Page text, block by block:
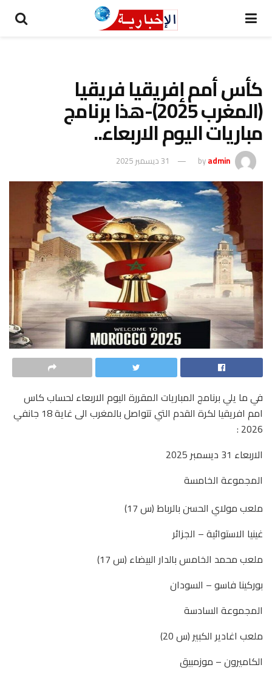
كأس أمم إفريقيا فريقيا
(المغرب 2025)-هذا برنامج
مباريات اليوم الاربعاء..
byadmin 31 ديسمبر 2025
في ما يلي برنامج المباريات المقررة اليوم الاربعاء لحساب كاس
امم افريقيا لكرة القدم التي تتواصل بالمغرب الى غاية 18 جانفي
2026 :
الاربعاء 31 ديسمبر 2025
المجموعة الخامسة
ملعب مولاي الحسن بالرباط (س 17)
غينيا الاستوائية – الجزائر
ملعب محمد الخامس بالدار البيضاء (س 17)
بوركينا فاسو – السودان
المجموعة السادسة
ملعب اغادير الكبير (س 20)
الكاميرون – موزمبيق